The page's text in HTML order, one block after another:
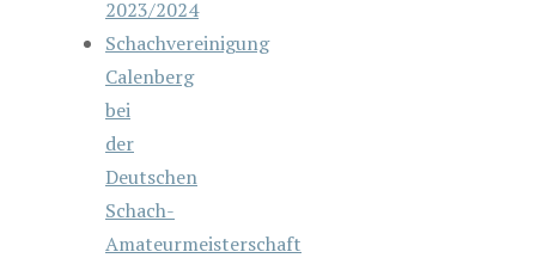
2023/2024
Schachvereinigung
Calenberg
bei
der
Deutschen
Schach-
Amateurmeisterschaft